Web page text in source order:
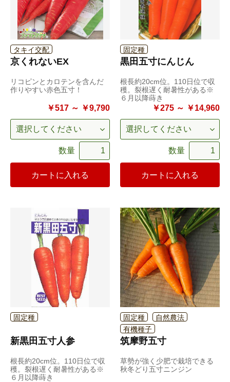
タキイ交配
京くれないEX
リコピンとカロテンを含んだ
作りやすい赤色五寸！
￥517 ～ ￥9,790
数量
カートに入れる
固定種
黒田五寸にんじん
根長約20cm位。110日位で収
穫。裂根遅く耐暑性がある※
６月以降蒔き
￥275 ～ ￥14,960
数量
カートに入れる
固定種
新黒田五寸人参
根長約20cm位。110日位で収
穫。裂根遅く耐暑性がある※
６月以降蒔き
固定種
自然農法
有機種子
筑摩野五寸
草勢が強く少肥で栽培できる
秋冬どり五寸ニンジン